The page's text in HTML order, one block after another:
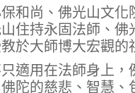
和尚、佛光山文
住持永固法師、
於大師博大宏觀的
適用在法師身上
陀的慈悲、智慧